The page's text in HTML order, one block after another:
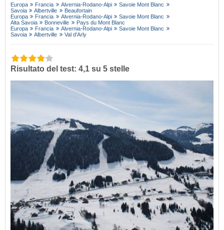
Europa Francia Alvernia-Rodano-Alpi
Savoie Mont Blanc
Savoia
Albertville
Beaufortain
Europa
Francia Alvernia-Rodano-Alpi
Savoie Mont Blanc
Alta Savoia
Bonneville
Pays du Mont Blanc
Europa
Francia Alvernia-Rodano-Alpi
Savoie Mont Blanc
Savoia
Albertville Val d'Arly
Risultato del test: 4,1 su 5 stelle